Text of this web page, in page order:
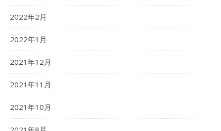
2022年2月
2022年1月
2021年12月
2021年11月
2021年10月